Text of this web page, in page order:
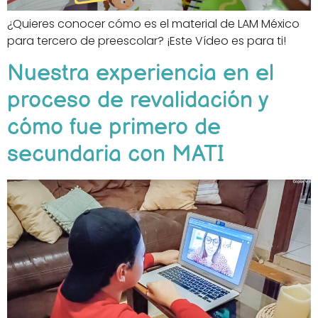
¿Quieres conocer cómo es el material de LAM México
para tercero de preescolar? ¡Este Vídeo es para ti!
Nuestra experiencia en el
proceso de revalidación y
cómo fue primero de
secundaria con MATI